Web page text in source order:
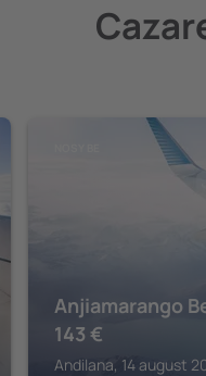
Anjiamarango
143 €
Andilana, 14 august